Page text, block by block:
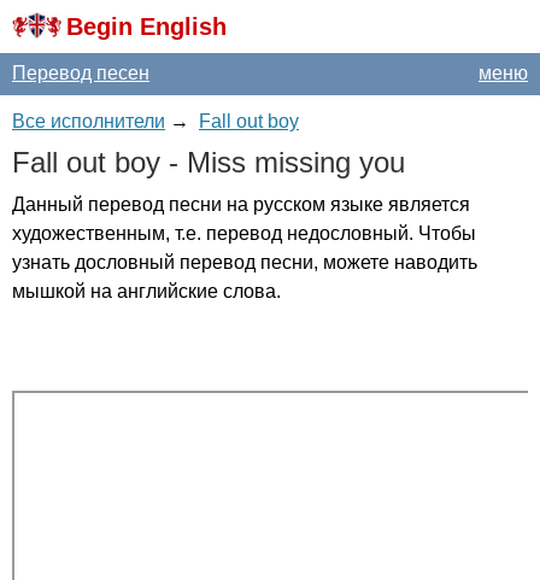
Begin English
меню
Перевод песен
Все исполнители → Fall out boy
Fall out boy - Miss missing you
Данный перевод песни на русском языке является
художественным, т.е. перевод недословный. Чтобы
узнать дословный перевод песни, можете наводить
мышкой на английские слова.